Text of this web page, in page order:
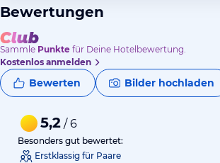
Bewertungen
Sammle Punkte für Deine Hotelbewertung.
Kostenlos anmelden
Bewerten Bilder hochladen
5,2 / 6
Besonders gut bewertet:
Erstklassig für Paare